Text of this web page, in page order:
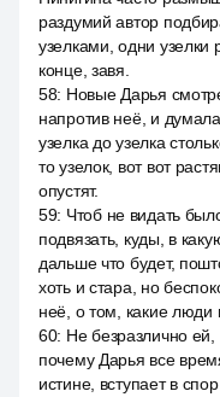
раздумий автор
узелками, одни узелки
конце, завя.
58: Новые Дарья
напротив неё, и
узелка до узелка
то узелок, вот вот
опустят.
59: Чтоб не видать
подвязать, куды, в
дальше что будет,
хоть и стара, но
неё, о том, какие люди
60: Не безразлично
почему Дарья все
истине, вступает в